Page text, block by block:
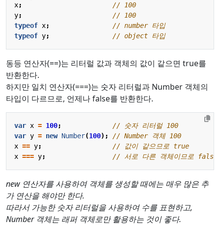
x;
y;
typeof x;
typeof y;
동등 연산자(==)는 리터럴 값과 객체의 값이 같으면 true를
반환한다.
하지만 일치 연산자(===)는 숫자 리터럴과 Number 객체의
타입이 다르므로, 언제나 false를 반환한다.
var x = 100;
var y = new Number(100);
x == y;
x === y;
new 연산자를 사용하여 객체를 생성할 때에는 매우 많은 추
가 연산을 해야만 한다.
따라서 가능한 숫자 리터럴을 사용하여 수를 표현하고,
Number 객체는 래퍼 객체로만 활용하는 것이 좋다.